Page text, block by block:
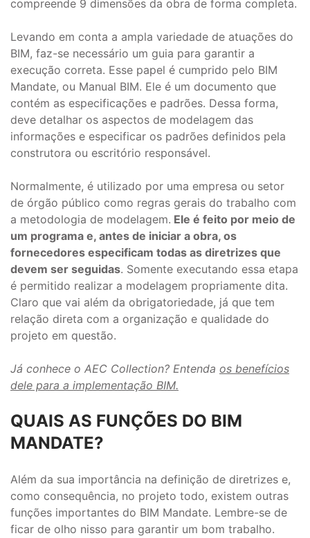
compreende 9 dimensões da obra de forma completa.
Levando em conta a ampla variedade de atuações do
BIM, faz-se necessário um guia para garantir a
execução correta. Esse papel é cumprido pelo BIM
Mandate, ou Manual BIM. Ele é um documento que
contém as especificações e padrões. Dessa forma,
deve detalhar os aspectos de modelagem das
informações e especificar os padrões definidos pela
construtora ou escritório responsável.
Normalmente, é utilizado por uma empresa ou setor
de órgão público como regras gerais do trabalho com
a metodologia de modelagem. Ele é feito por meio de
um programa e, antes de iniciar a obra, os
fornecedores especificam todas as diretrizes que
devem ser seguidas. Somente executando essa etapa
é permitido realizar a modelagem propriamente dita.
Claro que vai além da obrigatoriedade, já que tem
relação direta com a organização e qualidade do
projeto em questão.
Já conhece o AEC Collection? Entenda os benefícios
dele para a implementação BIM.
QUAIS AS FUNÇÕES DO BIM
MANDATE?
Além da sua importância na definição de diretrizes e,
como consequência, no projeto todo, existem outras
funções importantes do BIM Mandate. Lembre-se de
ficar de olho nisso para garantir um bom trabalho.